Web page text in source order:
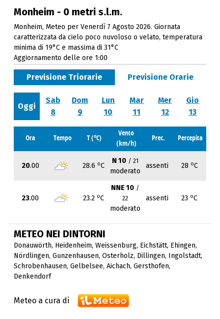
Monheim - 0 metri s.l.m.
Monheim, Meteo per Venerdì 7 Agosto 2026. Giornata
caratterizzata da cielo poco nuvoloso o velato, temperatura
minima di 19°C e massima di 31°C
Aggiornamento delle ore 1:00
Previsione Triorarie Previsione Orarie
Oggi
Sab
8
Dom
9
Lun
10
Mar
11
Mer
12
Gio
13
Ora Tempo T (oC)
Vento
(km/h)
Prec. Percepita
20.00 28.6 oC
N 10 / 21
moderato
assenti 28 oC
23.00 23.2 oC
NNE 10 /
22
moderato
assenti 23 oC
METEO NEI DINTORNI
Donauwörth, Heidenheim, Weissenburg, Eichstätt, Ehingen,
Nördlingen, Gunzenhausen, Osterholz, Dillingen, Ingolstadt,
Schrobenhausen, Gelbelsee, Aichach, Gersthofen,
Denkendorf
Meteo a cura di